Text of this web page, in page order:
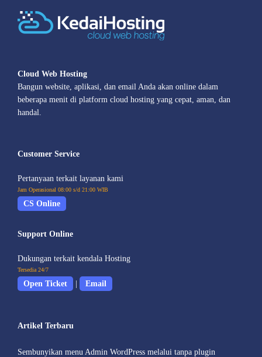
Cloud Web Hosting
Bangun website, aplikasi, dan email Anda akan online dalam
beberapa menit di platform cloud hosting yang cepat, aman, dan
handal.
Customer Service
Pertanyaan terkait layanan kami
Jam Operasional 08:00 s/d 21:00 WIB
CS Online
Support Online
Dukungan terkait kendala Hosting
Tersedia 24/7
Open Ticket Email
Artikel Terbaru
Sembunyikan menu Admin WordPress melalui tanpa plugin